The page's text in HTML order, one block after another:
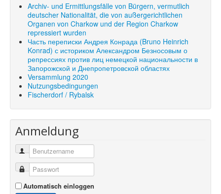
Archiv- und Ermittlungsfälle von Bürgern, vermutlich
deutscher Nationalität, die von außergerichtlichen
Organen von Charkow und der Region Charkow
repressiert wurden
Часть переписки Андрея Конрада (Bruno Heinrich
Konrad) с историком Александром Безносовым о
репрессиях против лиц немецкой национальности в
Запорожской и Днепропетровской областях
Versammlung 2020
Nutzungsbedingungen
Fischerdorf / Rybalsk
Anmeldung
Automatisch einloggen